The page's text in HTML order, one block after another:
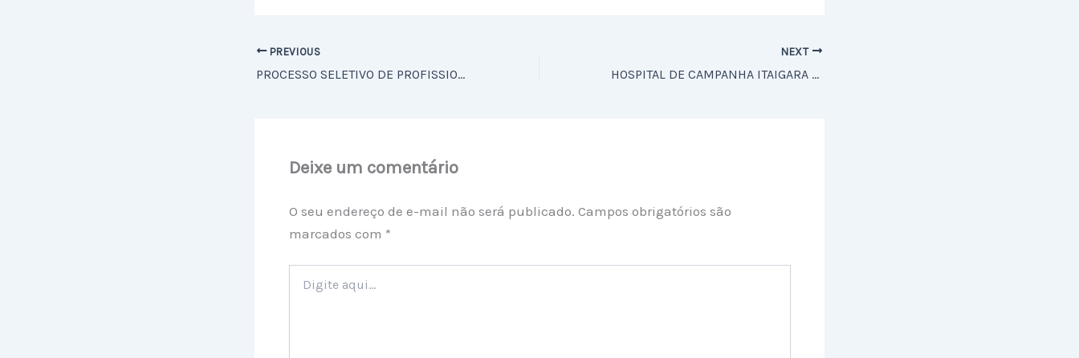
PREVIOUS
PROCESSO SELETIVO DE PROFISSIONAIS QUE IRÃO ATUAR NO HCI SERÁ ENCERRADO EM BREVE
NEXT
HOSPITAL DE CAMPANHA ITAIGARA É INAUGURADO NESTA TERÇA-FEIRA
Deixe um comentário
O seu endereço de e-mail não será publicado. Campos obrigatórios são
marcados com *
aqui...